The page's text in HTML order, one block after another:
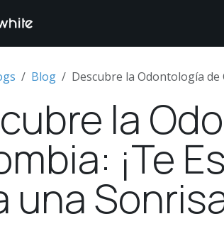
Blog Descubre la Odontología de
la
¡Te
una